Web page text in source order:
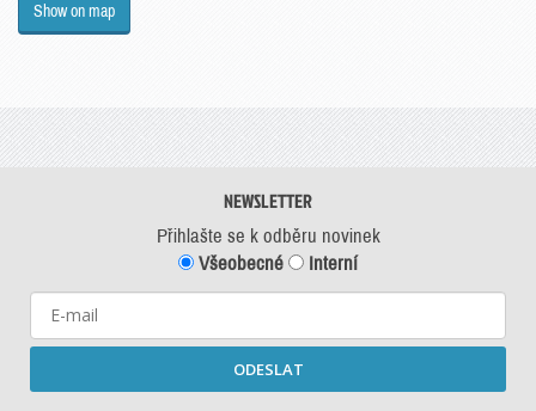
Show on map
NEWSLETTER
Přihlašte se k odběru novinek
Všeobecné
Interní
ODESLAT